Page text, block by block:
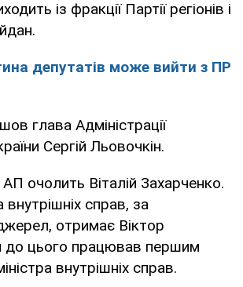
із фракції Партії регіонів і
депутатів може вийти з ПР
глава Адміністрації
Сергій Льовочкін.
очолить Віталій Захарченко.
внутрішніх справ, за
отримає Віктор
до цього працював першим
внутрішніх справ.